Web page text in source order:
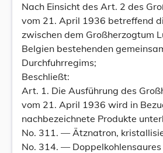
Nach Einsicht des Art. 2 des
vom 21. April 1936 betreffend
zwischen dem Großherzogtum
Belgien bestehenden
Durchfuhrregims;
Beschließt:
Art. 1. Die Ausführung des
vom 21. April 1936 wird in
nachbezeichnete Produkte
No. 311. — Ätznatron,
No. 314. —